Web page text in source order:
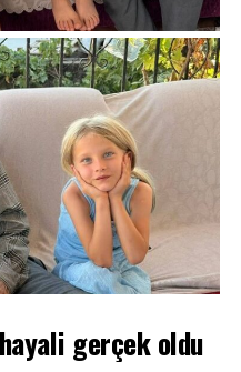
gerçek oldu